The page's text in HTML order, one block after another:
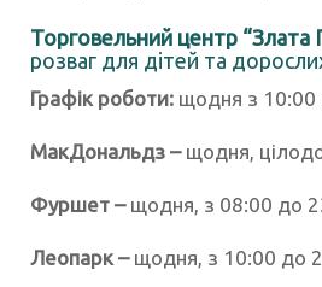
Торговельний центр “Злата
розваг для дітей та
Графік роботи: щодня з 10:00
МакДональдз – щодня,
Фуршет – щодня, з 08:00 до
Леопарк – щодня, з 10:00 до